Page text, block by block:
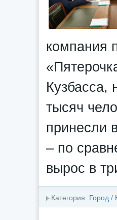
компания
Кузбасса,
тысяч
принесли
– по
вырос в
Категория: Город /